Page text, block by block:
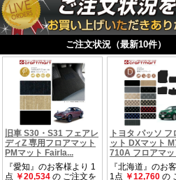
ご選択ください。
適合型
式
SE3P
※ 適合型式以外のご使用はお控えくだ
商品構 運転席用フロアマット 1枚
助手席用フロアマット 1枚
後部座席用フロアマット 2枚
確認事
項
納期につきましては弊社からのメール